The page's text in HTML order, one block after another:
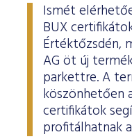
Ismét
BUX
Értéktőzsdén,
AG öt új
parkettre. A
köszönhetően
certifikátok
profitálhatnak